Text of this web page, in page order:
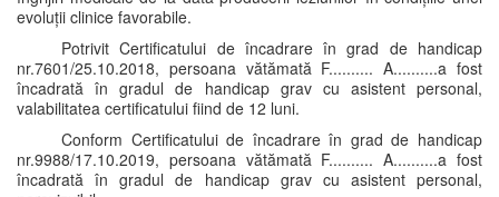
evoluții clinice favorabile.
Potrivit Certificatului de încadrare în grad de handicap
nr.7601/25.10.2018, persoana vătămată F.......... A..........a fost
încadrată în gradul de handicap grav cu asistent personal,
valabilitatea certificatului fiind de 12 luni.
Conform Certificatului de încadrare în grad de handicap
nr.9988/17.10.2019, persoana vătămată F.......... A..........a fost
încadrată în gradul de handicap grav cu asistent personal,